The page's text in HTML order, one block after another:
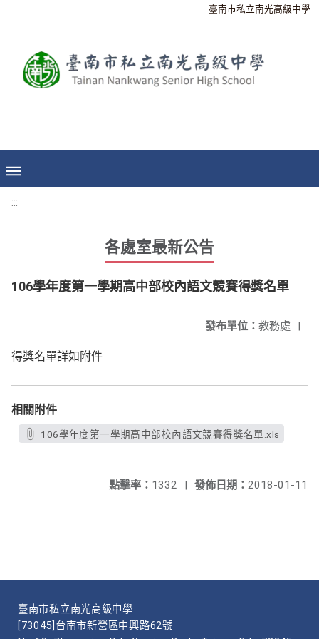
臺南市私立南光高級中學
:::
各處室最新公告
106學年度第一學期高中部校內語文競賽得獎名單
發布單位： 教務處 |
得獎名單詳如附件
相關附件
106學年度第一學期高中部校內語文競賽得獎名單.xls
發佈日期： 2018-01-11
點擊率： 1332 |
臺南市私立南光高級中學
[73045]台南市新營區中興路62號